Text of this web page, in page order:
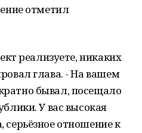
отметил
реализуете, никаких
глава. - На вашем
бывал, посещало
У вас высокая
серьёзное отношение к